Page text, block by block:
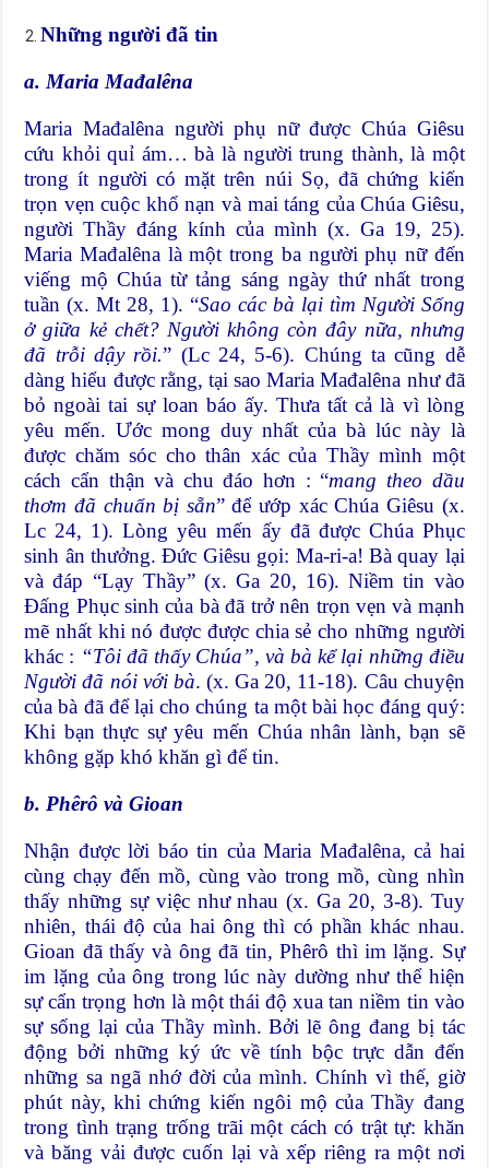
Những người đã tin
a. Maria Mađalêna
Maria Mađalêna người phụ nữ được Chúa Giêsu
cứu khỏi quỉ ám… bà là người trung thành, là một
trong ít người có mặt trên núi Sọ, đã chứng kiến
trọn vẹn cuộc khổ nạn và mai táng của Chúa Giêsu,
người Thầy đáng kính của mình (x. Ga 19, 25).
Maria Mađalêna là một trong ba người phụ nữ đến
viếng mộ Chúa từ tảng sáng ngày thứ nhất trong
tuần (x. Mt 28, 1). “Sao các bà lại tìm Người Sống
ở giữa kẻ chết? Người không còn đây nữa, nhưng
đã trỗi dậy rồi.” (Lc 24, 5-6). Chúng ta cũng dễ
dàng hiểu được rằng, tại sao Maria Mađalêna như đã
bỏ ngoài tai sự loan báo ấy. Thưa tất cả là vì lòng
yêu mến. Ước mong duy nhất của bà lúc này là
được chăm sóc cho thân xác của Thầy mình một
cách cẩn thận và chu đáo hơn : “mang theo dầu
thơm đã chuẩn bị sẵn” để ướp xác Chúa Giêsu (x.
Lc 24, 1). Lòng yêu mến ấy đã được Chúa Phục
sinh ân thưởng. Đức Giêsu gọi: Ma-ri-a! Bà quay lại
và đáp “Lạy Thầy” (x. Ga 20, 16). Niềm tin vào
Đấng Phục sinh của bà đã trở nên trọn vẹn và mạnh
mẽ nhất khi nó được được chia sẻ cho những người
khác : “Tôi đã thấy Chúa”, và bà kể lại những điều
Người đã nói với bà. (x. Ga 20, 11-18). Câu chuyện
của bà đã để lại cho chúng ta một bài học đáng quý:
Khi bạn thực sự yêu mến Chúa nhân lành, bạn sẽ
không gặp khó khăn gì để tin.
b. Phêrô và Gioan
Nhận được lời báo tin của Maria Mađalêna, cả hai
cùng chạy đến mồ, cùng vào trong mồ, cùng nhìn
thấy những sự việc như nhau (x. Ga 20, 3-8). Tuy
nhiên, thái độ của hai ông thì có phần khác nhau.
Gioan đã thấy và ông đã tin, Phêrô thì im lặng. Sự
im lặng của ông trong lúc này dường như thể hiện
sự cẩn trọng hơn là một thái độ xua tan niềm tin vào
sự sống lại của Thầy mình. Bởi lẽ ông đang bị tác
động bởi những ký ức về tính bộc trực dẫn đến
những sa ngã nhớ đời của mình. Chính vì thế, giờ
phút này, khi chứng kiến ngôi mộ của Thầy đang
trong tình trạng trống trãi một cách có trật tự: khăn
và băng vải được cuốn lại và xếp riêng ra một nơi